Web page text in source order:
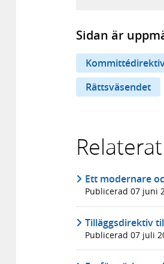
Sidan är
Rättsväsendet
Relaterat
Ett modernare
Publicerad 07 juni
Tilläggsdirektiv
Publicerad 07 juli